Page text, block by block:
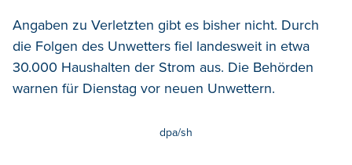
Angaben zu Verletzten gibt es bisher nicht. Durch
die Folgen des Unwetters fiel landesweit in etwa
30.000 Haushalten der Strom aus. Die Behörden
warnen für Dienstag vor neuen Unwettern.
dpa/sh